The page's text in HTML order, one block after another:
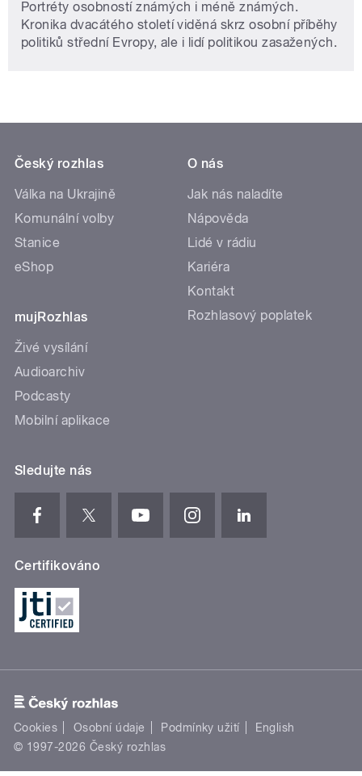
Portréty osobností známých i méně známých.
Kronika dvacátého století viděná skrz osobní příběhy
politiků střední Evropy, ale i lidí politikou zasažených.
Český rozhlas
Válka na Ukrajině
Komunální volby
Stanice
eShop
mujRozhlas
Živé vysílání
Audioarchiv
Podcasty
Mobilní aplikace
O nás
Jak nás naladíte
Nápověda
Lidé v rádiu
Kariéra
Kontakt
Rozhlasový poplatek
Sledujte nás
Certifikováno
Cookies Osobní údaje Podmínky užití
English
© 1997-2026 Český rozhlas